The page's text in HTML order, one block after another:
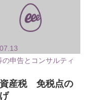
の申告とコンサルティ
資産税 免税点の